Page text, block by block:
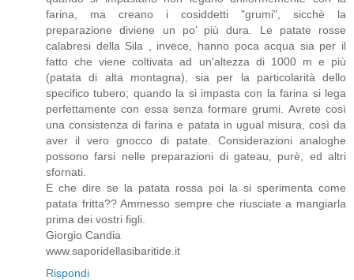
farina, ma creano i cosiddetti "grumi", sicchè la
preparazione diviene un po’ più dura. Le patate rosse
calabresi della Sila , invece, hanno poca acqua sia per il
fatto che viene coltivata ad un'altezza di 1000 m e più
(patata di alta montagna), sia per la particolarità dello
specifico tubero; quando la si impasta con la farina si lega
perfettamente con essa senza formare grumi. Avrete così
una consistenza di farina e patata in ugual misura, così da
aver il vero gnocco di patate. Considerazioni analoghe
possono farsi nelle preparazioni di gateau, purè, ed altri
sfornati.
E che dire se la patata rossa poi la si sperimenta come
patata fritta?? Ammesso sempre che riusciate a mangiarla
prima dei vostri figli.
Giorgio Candia
www.saporidellasibaritide.it
Rispondi